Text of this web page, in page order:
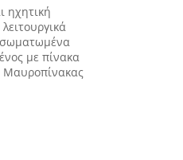
ηχητική
με πίνακα
Μαυροπίνακας